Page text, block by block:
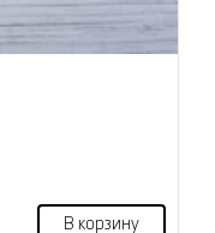
В корзину